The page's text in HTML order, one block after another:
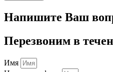
Напишите Ваш
Перезвоним в
Имя